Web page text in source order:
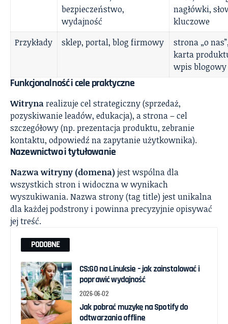
bezpieczeństwo,
wydajność
nagłówki,
kluczowe
Przykłady
sklep, portal, blog firmowy
strona „o
karta
wpis blogowy
Funkcjonalność i cele praktyczne
Witrynarealizuje cel strategiczny (sprzedaż,
pozyskiwanie leadów, edukacja), a strona – cel
szczegółowy (np. prezentacja produktu, zebranie
kontaktu, odpowiedź na zapytanie użytkownika).
Nazewnictwo i tytułowanie
Nazwa witryny (domena)jest wspólna dla
wszystkich stron i widoczna w wynikach
wyszukiwania. Nazwa strony (tag title) jest unikalna
dla każdej podstrony i powinna precyzyjnie opisywać
jej treść.
PODOBNE
CS:GO na Linuksie – jak zainstalować i
poprawić wydajność
2026-06-02
Jak pobrać muzykę na Spotify do
odtwarzania offline